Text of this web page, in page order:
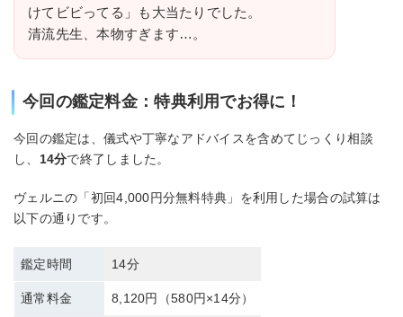
けてビビってる」も大当たりでした。
清流先生、本物すぎます…。
今回の鑑定料金：特典利用でお得に！
今回の鑑定は、儀式や丁寧なアドバイスを含めてじっくり相談
し、 14分で終了しました。
ヴェルニの「初回4,000円分無料特典」を利用した場合の試算は
以下の通りです。
鑑定時間 14分
通常料金 8,120円（580円×14分）